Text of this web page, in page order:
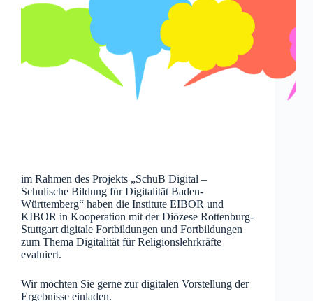
im Rahmen des Projekts „SchuB Digital –
Schulische Bildung für Digitalität Baden-
Württemberg“ haben die Institute EIBOR und
KIBOR in Kooperation mit der Diözese Rottenburg-
Stuttgart digitale Fortbildungen und Fortbildungen
zum Thema Digitalität für Religionslehrkräfte
evaluiert.
Wir möchten Sie gerne zur digitalen Vorstellung der
Ergebnisse einladen.